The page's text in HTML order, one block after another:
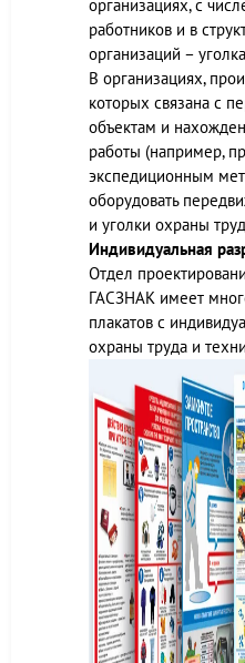
организациях, с
работников и в
организаций –
В организациях,
которых связана с
объектам и
работы (например,
экспедиционным
оборудовать
и уголки охраны
Индивидуальная
Отдел
ГАСЗНАК имеет
плакатов с
охраны труда и